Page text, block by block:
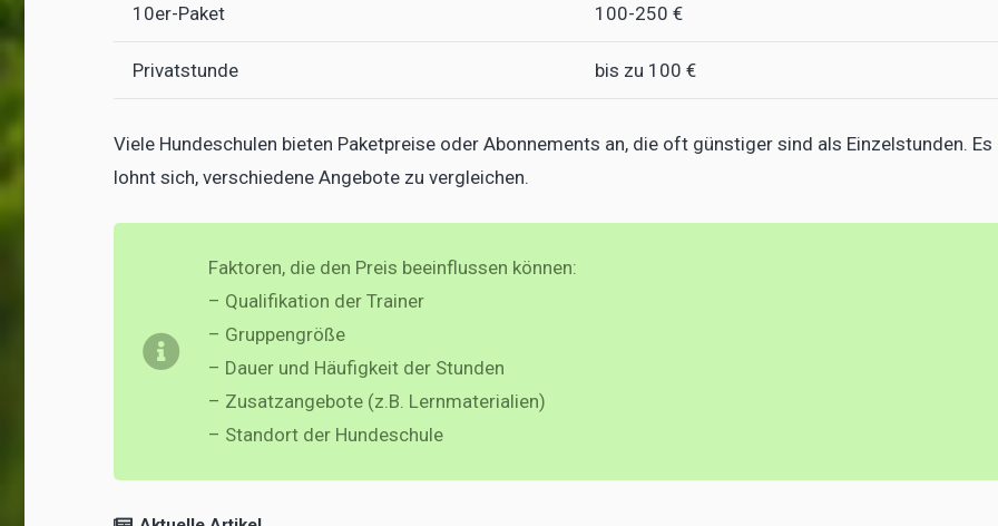
10er-Paket 100-250 €
Privatstunde bis zu 100 €
Viele Hundeschulen bieten Paketpreise oder Abonnements an, die oft günstiger sind als Einzelstunden. Es
lohnt sich, verschiedene Angebote zu vergleichen.
Faktoren, die den Preis beeinflussen können:
– Qualifikation der Trainer
– Gruppengröße
– Dauer und Häufigkeit der Stunden
– Zusatzangebote (z.B. Lernmaterialien)
– Standort der Hundeschule